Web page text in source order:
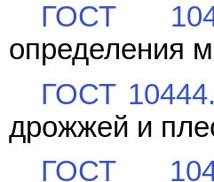
ГОСТ
определения
ГОСТ
дрожжей и
ГОСТ